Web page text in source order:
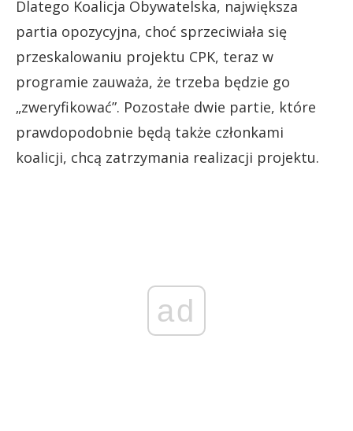
Dlatego Koalicja Obywatelska, największa
partia opozycyjna, choć sprzeciwiała się
przeskalowaniu projektu CPK, teraz w
programie zauważa, że trzeba będzie go
„zweryfikować”. Pozostałe dwie partie, które
prawdopodobnie będą także członkami
koalicji, chcą zatrzymania realizacji projektu.
ad